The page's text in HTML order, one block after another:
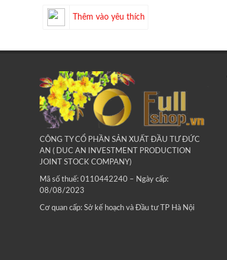
Thêm vào yêu thích
CÔNG TY CỔ PHẦN SẢN XUẤT ĐẦU TƯ ĐỨC
AN ( DUC AN INVESTMENT PRODUCTION
JOINT STOCK COMPANY)
Mã số thuế: 0110442240 – Ngày cấp:
08/08/2023
Cơ quan cấp: Sở kế hoạch và Đầu tư TP Hà Nội